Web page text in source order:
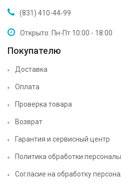
(831) 410-44-99
Открыто: Пн-Пт 10:00 - 18:00
Покупателю
Доставка
Оплата
Проверка товара
Возврат
Гарантия и сервисный центр
Политика обработки
Согласие на обработку